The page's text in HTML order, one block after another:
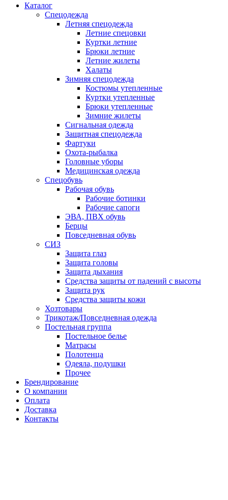
Каталог
Спецодежда
Летняя спецодежда
Летние спецовки
Куртки летние
Брюки летние
Летние жилеты
Халаты
Зимняя спецодежда
Костюмы утепленные
Куртки утепленные
Брюки утепленные
Зимние жилеты
Сигнальная одежда
Защитная спецодежда
Фартуки
Охота-рыбалка
Головные уборы
Медицинская одежда
Спецобувь
Рабочая обувь
Рабочие ботинки
Рабочие сапоги
ЭВА, ПВХ обувь
Берцы
Повседневная обувь
СИЗ
Защита глаз
Защита головы
Защита дыхания
Средства защиты от падений с высоты
Защита рук
Средства защиты кожи
Хозтовары
Трикотаж/Повседневная одежда
Постельная группа
Постельное белье
Матрасы
Полотенца
Одеяла, подушки
Прочее
Брендирование
О компании
Оплата
Доставка
Контакты